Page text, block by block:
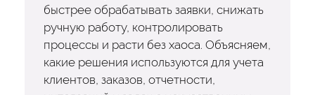
быстрее обрабатывать заявки, снижать
ручную работу, контролировать
процессы и расти без хаоса. Объясняем,
какие решения используются для учета
клиентов, заказов, отчетности,